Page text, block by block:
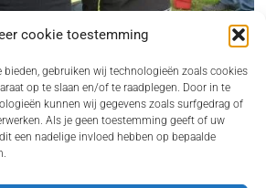
cookie toestemming
bieden, gebruiken wij technologieën zoals cookies
op te slaan en/of te raadplegen. Door in te
kunnen wij gegevens zoals surfgedrag of
Als je geen toestemming geeft of uw
een nadelige invloed hebben op bepaalde
ONDERNEMER ZONDER GEDOE
nooit gelegen. Juist dan wil je dat iemand direct